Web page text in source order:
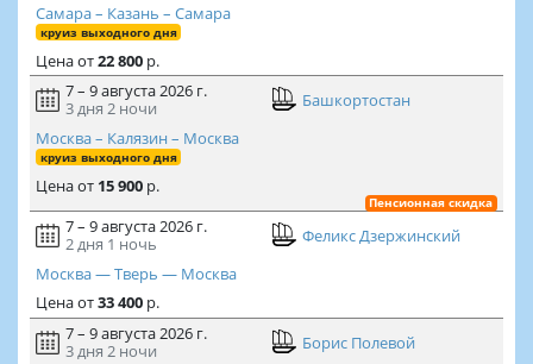
Самара – Казань – Самара
круиз выходного дня
Ценаот22 800р.
7 – 9 августа 2026 г.
3 дня 2 ночи
Башкортостан
Москва – Калязин – Москва
круиз выходного дня
Ценаот 15 900р.
Пенсионная скидка
7 – 9 августа 2026 г.
2 дня 1 ночь
Феликс Дзержинский
Москва — Тверь — Москва
Ценаот33 400р.
7 – 9 августа 2026 г.
3 дня 2 ночи
Борис Полевой